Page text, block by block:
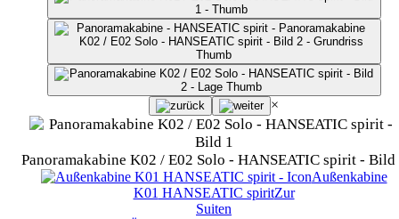
×
Panoramakabine K02 / E02 Solo - HANSEATIC spirit - Bild
Außenkabine
K01 HANSEATIC spiritZur
Suiten